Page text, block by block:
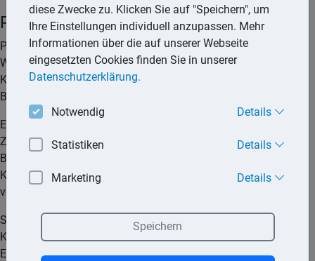
Privateinlagen
Privateinlagen entstehen durch Überführung von
Wirtschaftsgütern, sowie Bargeld oder Rechte, aber auch
Kapitalvermögen aus dem Privatvermögen in das
Betriebsvermögen.
Erträge und Aufwendungen, die mit Einlagen im
Zusammenhang stehen, sind als Betriebseinnahmen bzw.
Betriebsausgaben zu erfassen. Folge einer Überführung von
Kapital oder Wirtschaftsgütern kann daher die Entstehung
von Einkommensteuer und Gewerbesteuer sein.
Stille Reserven, die sich auf Einlagen (Wirtschaftsgüter,
Kapitalvermögen) bilden, sind beim Ausscheiden der
Einlagen aus dem Betriebsvermögen zu realisieren und somit
diese Zwecke zu. Klicken Sie auf "Speichern", um
Ihre Einstellungen individuell anzupassen. Mehr
Informationen über die auf unserer Webseite
eingesetzten Cookies finden Sie in unserer
Datenschutzerklärung.
Notwendig Details
Statistiken Details
Marketing Details
Speichern